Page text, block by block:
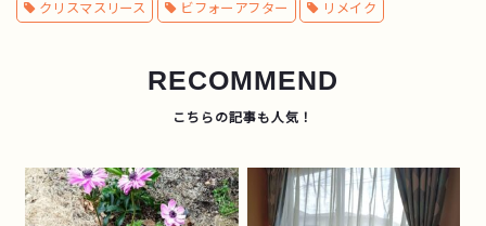
クリスマスリース ビフォーアフター リメイク
RECOMMEND